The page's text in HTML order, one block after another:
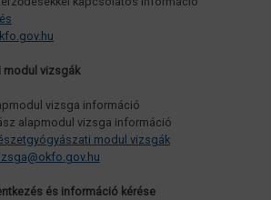
modul vizsgák
vizsga információ
alapmodul vizsga információ
modul vizsgák
és információ kérése